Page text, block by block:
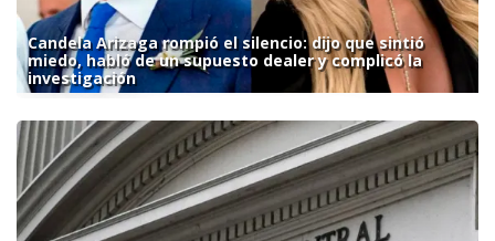
Candela Arizaga rompió el silencio: dijo que sintió
miedo, habló de un supuesto dealer y complicó la
investigación